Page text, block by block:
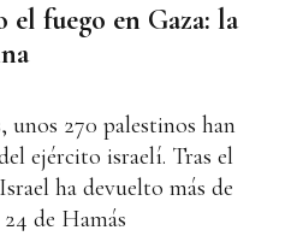
el fuego en Gaza: la
270 palestinos han
ejército israelí. Tras el
ha devuelto más de
de Hamás